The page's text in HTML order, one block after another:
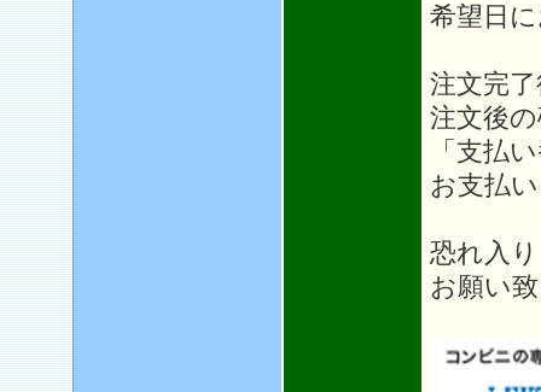
希望日
注文完
注文後
「支払
お支払
恐れ入
お願い